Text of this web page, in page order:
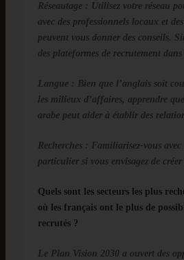
Réseautage: Utilisez votre réseau
avec des professionnels locaux et
peuvent vous donner des conseils.
des plateformes de recrutement
Langue: Bien que l’anglais soit
les milieux d’affaires, apprendre
arabe peut aider à établir des
Recherches : Familiarisez-vous avec
particulier si vous envisagez de
Quels sont les secteurs les plus
où les français ont le plus de
recrutés ?
Le Plan Vision 2030 a ouvert des